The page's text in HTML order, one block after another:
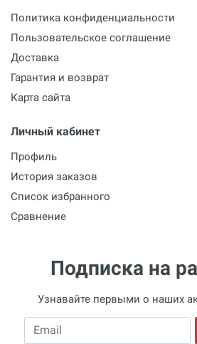
Политика конфиденциальности
Пользовательское соглашение
Доставка
Гарантия и возврат
Карта сайта
Личный кабинет
Профиль
История заказов
Список избранного
Сравнение
Подписка на
Узнавайте первыми о наших
Email